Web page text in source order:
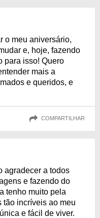
o meu aniversário,
e, hoje, fazendo
para isso! Quero
mais a
e queridos, e
COMPARTILHAR
agradecer a todos
e fazendo do
tenho muito pela
tão incríveis ao meu
e fácil de viver.